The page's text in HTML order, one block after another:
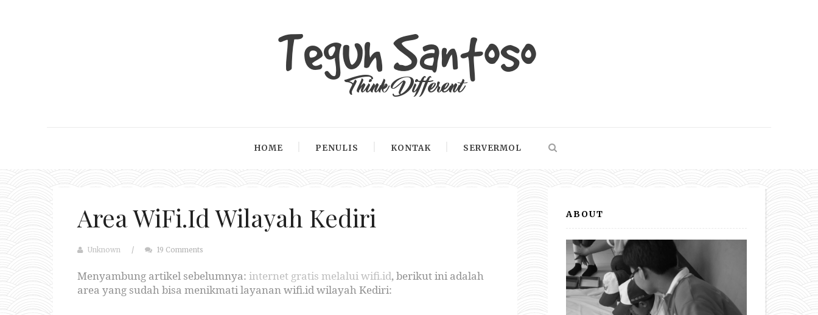
HOME PENULIS KONTAK SERVERMOL
Area WiFi.Id Wilayah Kediri
Unknown / 19 Comments
Menyambung artikel sebelumnya: internet gratis melalui wifi.id, berikut ini adalah
area yang sudah bisa menikmati layanan wifi.id wilayah Kediri:
ABOUT